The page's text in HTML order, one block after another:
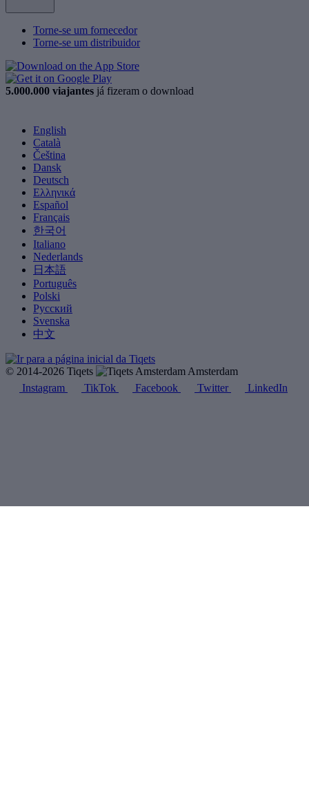
Torne-se um fornecedor
Torne-se um distribuidor
5.000.000 viajantes já fizeram o download
English
Català
Čeština
Dansk
Deutsch
Ελληνικά
Español
Français
한국어
Italiano
Nederlands
日本語
Português
Polski
Русский
Svenska
中文
© 2014-2026 Tiqets
Amsterdam
Instagram
TikTok Facebook Twitter LinkedIn